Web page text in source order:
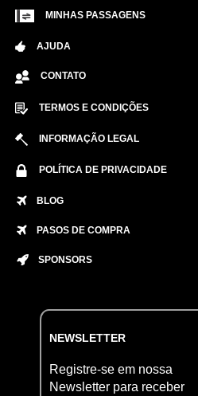
MINHAS PASSAGENS
AJUDA
CONTATO
TERMOS E CONDIÇÕES
INFORMAÇÃO LEGAL
POLÍTICA DE PRIVACIDADE
BLOG
PASOS DE COMPRA
SPONSORS
NEWSLETTER
Registre-se em nossa
Newsletter para receber